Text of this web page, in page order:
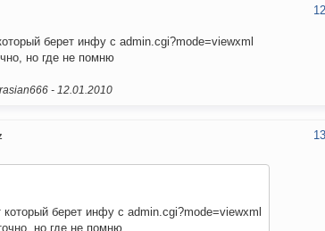
берет инфу с admin.cgi?mode=viewxml
но где не помню
- 12.01.2010
который берет инфу с admin.cgi?mode=viewxml
но где не помню